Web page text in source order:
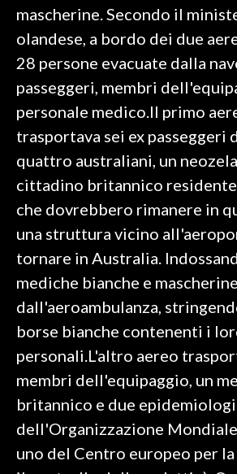
CULTURA
GOSSIP
SALUTE
SARDEGNA TURISMO
SARDI NEL MONDO
NOTIZIE
EVENTI
3 MINUTI CON
INSULARITÀ
INFO AZIENDE
ABBONATI
mascherine. Secondo il
olandese, a bordo dei due
28 persone evacuate dalla
passeggeri, membri
personale medico.Il primo
trasportava sei ex passeggeri
quattro australiani, un
cittadino britannico
che dovrebbero rimanere in
una struttura vicino
tornare in Australia.
mediche bianche e
dall'aeroambulanza,
borse bianche contenenti i
personali.L'altro aereo
membri dell'equipaggio, un
britannico e due
dell'Organizzazione
uno del Centro europeo per